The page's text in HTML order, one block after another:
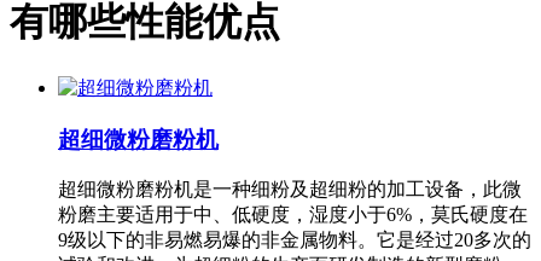
有哪些性能优点
超细微粉磨粉机
超细微粉磨粉机是一种细粉及超细粉的加工设备，此微
粉磨主要适用于中、低硬度，湿度小于6%，莫氏硬度在
9级以下的非易燃易爆的非金属物料。它是经过20多次的